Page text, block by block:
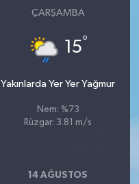
ÇARŞAMBA
15°
Yakınlarda Yer Yer Yağmur
Nem: %73
Rüzgar: 3.81 m/s
14 AĞUSTOS